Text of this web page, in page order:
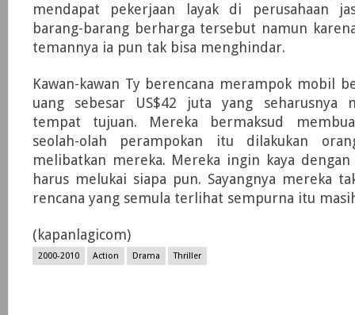
mendapat pekerjaan layak di perusahaan
barang-barang berharga tersebut namun
temannya ia pun tak bisa menghindar.
Kawan-kawan Ty berencana merampok mobil
uang sebesar US$42 juta yang seharusnya
tempat tujuan. Mereka bermaksud
seolah-olah perampokan itu dilakukan
melibatkan mereka. Mereka ingin kaya
harus melukai siapa pun. Sayangnya mereka
rencana yang semula terlihat sempurna itu
(kapanlagicom)
2000-2010 Action Drama Thriller